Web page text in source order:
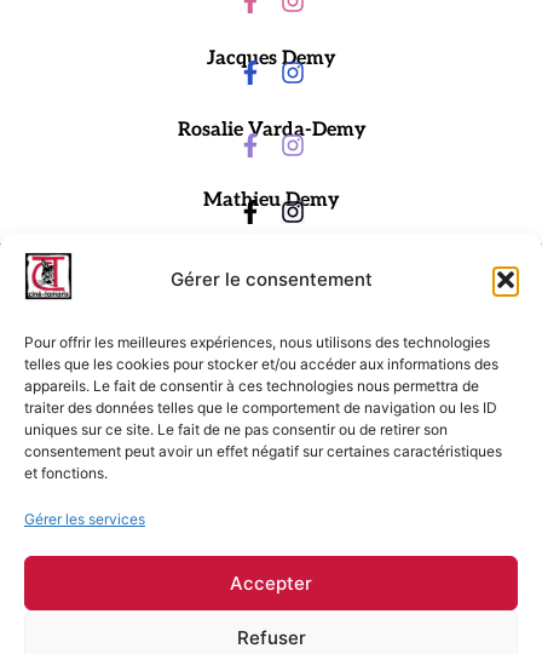
Gérer le consentement
Pour offrir les meilleures expériences, nous utilisons des technologies
telles que les cookies pour stocker et/ou accéder aux informations des
appareils. Le fait de consentir à ces technologies nous permettra de
traiter des données telles que le comportement de navigation ou les ID
uniques sur ce site. Le fait de ne pas consentir ou de retirer son
consentement peut avoir un effet négatif sur certaines caractéristiques
et fonctions.
Gérer les services
Accepter
Refuser
Jacques Demy
Rosalie Varda-Demy
Mathieu Demy
Ciné-Tamaris
88 rue Daguerre,